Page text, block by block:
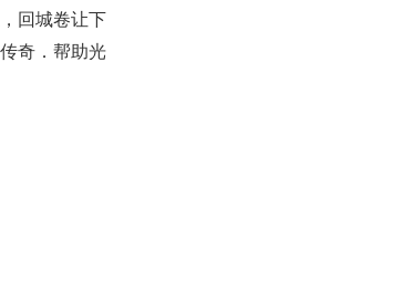
回城卷让下
奇．帮助光